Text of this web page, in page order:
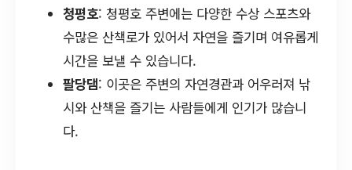
청평호: 청평호 주변에는 다양한 수상 스포츠와
수많은 산책로가 있어서 자연을 즐기며 여유롭게
시간을 보낼 수 있습니다.
팔당댐: 이곳은 주변의 자연경관과 어우러져 낚
시와 산책을 즐기는 사람들에게 인기가 많습니
다.